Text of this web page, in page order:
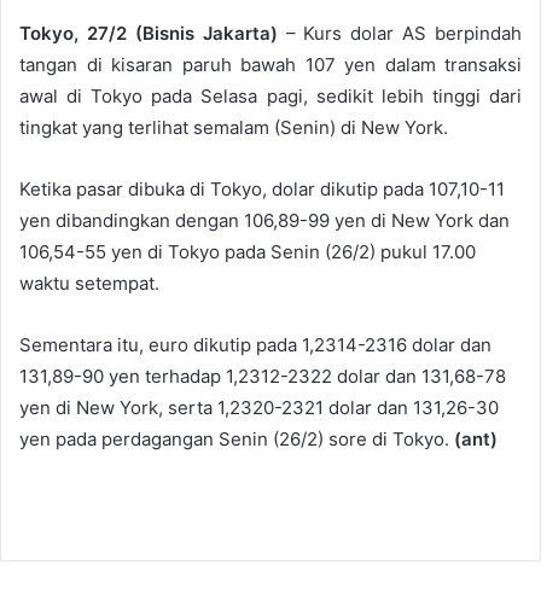
Tokyo, 27/2 (Bisnis Jakarta) – Kurs dolar AS berpindah
tangan di kisaran paruh bawah 107 yen dalam transaksi
awal di Tokyo pada Selasa pagi, sedikit lebih tinggi dari
tingkat yang terlihat semalam (Senin) di New York.
Ketika pasar dibuka di Tokyo, dolar dikutip pada 107,10-11
yen dibandingkan dengan 106,89-99 yen di New York dan
106,54-55 yen di Tokyo pada Senin (26/2) pukul 17.00
waktu setempat.
Sementara itu, euro dikutip pada 1,2314-2316 dolar dan
131,89-90 yen terhadap 1,2312-2322 dolar dan 131,68-78
yen di New York, serta 1,2320-2321 dolar dan 131,26-30
yen pada perdagangan Senin (26/2) sore di Tokyo. (ant)